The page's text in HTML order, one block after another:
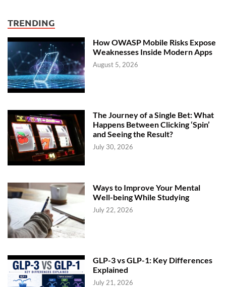
TRENDING
How OWASP Mobile Risks Expose
Weaknesses Inside Modern Apps
August 5, 2026
The Journey of a Single Bet: What
Happens Between Clicking ‘Spin’
and Seeing the Result?
July 30, 2026
Ways to Improve Your Mental
Well-being While Studying
July 22, 2026
GLP-3 vs GLP-1: Key Differences
Explained
July 21, 2026